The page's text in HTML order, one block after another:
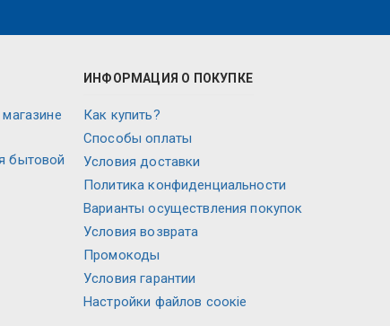
бытовой
ИНФОРМАЦИЯ О ПОКУПКЕ
Как купить?
Способы оплаты
Условия доставки
Политика конфиденциальности
Варианты осуществления покупок
Условия возврата
Промокоды
Условия гарантии
Настройки файлов соокіе